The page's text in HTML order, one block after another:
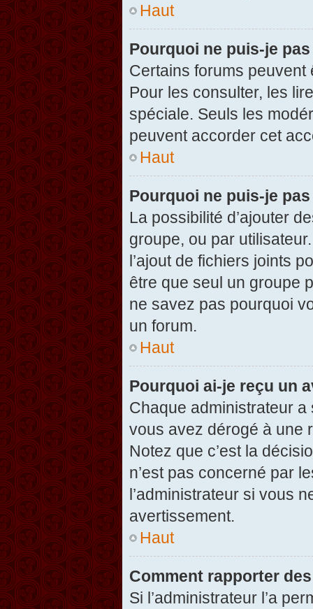
Haut
Pourquoi ne puis-je
Certains forums
Pour les consulter, les
spéciale. Seuls les
peuvent accorder cet
Haut
Pourquoi ne puis-je
La possibilité d’ajouter
groupe, ou par
l’ajout de fichiers joints
être que seul un groupe
ne savez pas pourquoi
un forum.
Haut
Pourquoi ai-je reçu un
Chaque administrateur
vous avez dérogé à une
Notez que c’est la
n’est pas concerné par
l’administrateur si vous
avertissement.
Haut
Comment rapporter
Si l’administrateur l’a